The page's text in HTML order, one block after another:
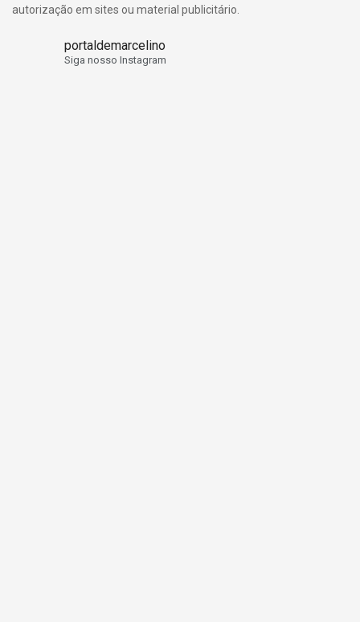
autorização em sites ou material publicitário.
portaldemarcelino
Siga nosso Instagram